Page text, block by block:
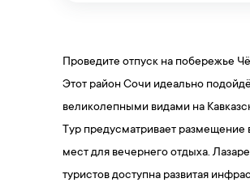
Проведите отпуск на побережье
Этот район Сочи идеально
великолепными видами на
Тур предусматривает
мест для вечернего отдыха.
туристов доступна развитая